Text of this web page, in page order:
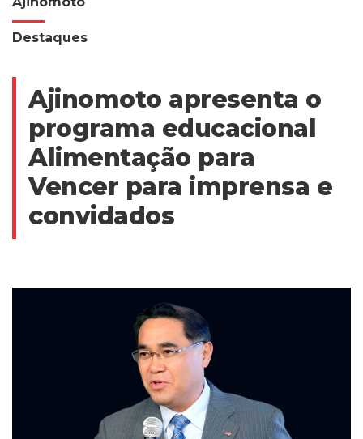
Destaques
Ajinomoto apresenta o
programa educacional
Alimentação para
Vencer para imprensa e
convidados